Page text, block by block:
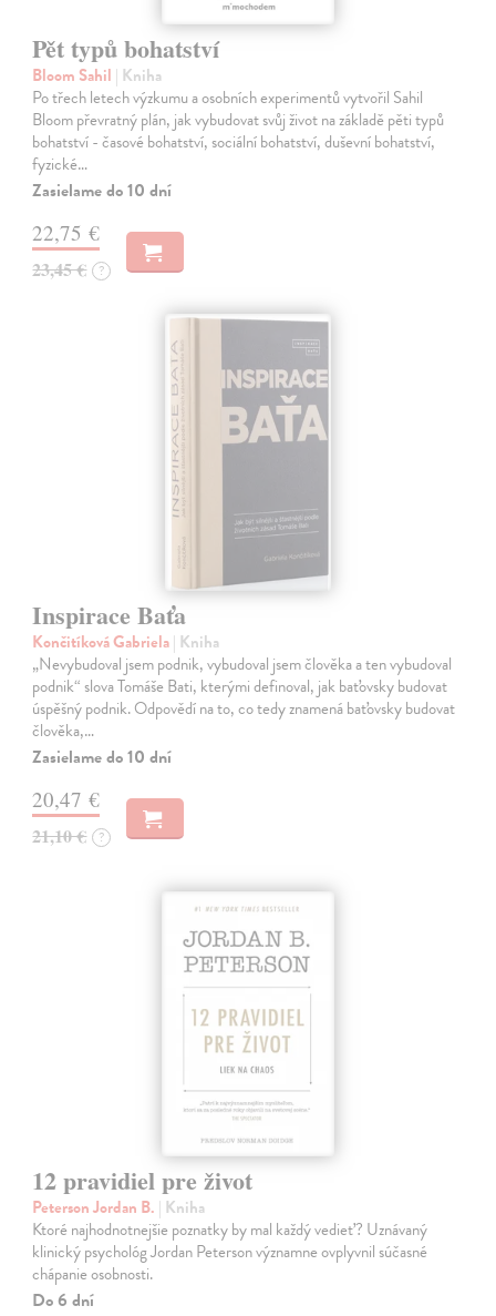
Pět typů bohatství
Bloom Sahil | Kniha
Po třech letech výzkumu a osobních experimentů vytvořil Sahil
Bloom převratný plán, jak vybudovat svůj život na základě pěti typů
bohatství - časové bohatství, sociální bohatství, duševní bohatství,
fyzické…
Zasielame do 10 dní
22,75 €
23,45 € ?
Inspirace Baťa
Končitíková Gabriela| Kniha
„Nevybudoval jsem podnik, vybudoval jsem člověka a ten vybudoval
podnik“ slova Tomáše Bati, kterými definoval, jak baťovsky budovat
úspěšný podnik. Odpovědí na to, co tedy znamená baťovsky budovat
člověka,…
Zasielame do 10 dní
20,47 €
21,10 € ?
12 pravidiel pre život
Peterson Jordan B. | Kniha
Ktoré najhodnotnejšie poznatky by mal každý vedieť? Uznávaný
klinický psychológ Jordan Peterson významne ovplyvnil súčasné
chápanie osobnosti.
Do 6 dní